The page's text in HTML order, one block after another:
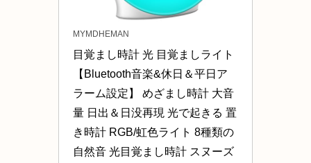
MYMDHEMAN
目覚まし時計 光 目覚ましライト
【Bluetooth音楽&休日＆平日ア
ラーム設定】 めざまし時計 大音
量 日出＆日没再現 光で起きる 置
き時計 RGB/虹色ライト 8種類の
自然音 光目覚まし時計 スヌーズ